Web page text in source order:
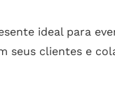
ideal para
seus clientes e